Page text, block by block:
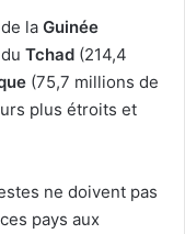
la Guinée
Tchad (214,4
(75,7 millions de
plus étroits et
ne doivent pas
pays aux